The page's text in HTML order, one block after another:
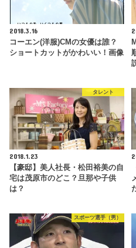
2018.3.16
コーエン(洋服)CMの女優は誰？
ショートカットがかわいい！画像
タレント
2018.1.23
【豪邸】美人社長・松田裕美の自
宅は茂原市のどこ？旦那や子供
は？
スポーツ選手（男）